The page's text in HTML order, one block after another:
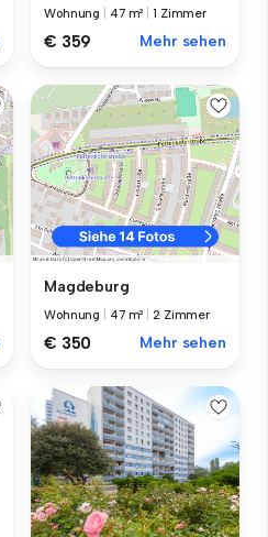
Wohnung 47 m² |1 Zimmer
€ 359 Mehr sehen
Magdeburg
Wohnung 47 m² |2 Zimmer
€ 350 Mehr sehen